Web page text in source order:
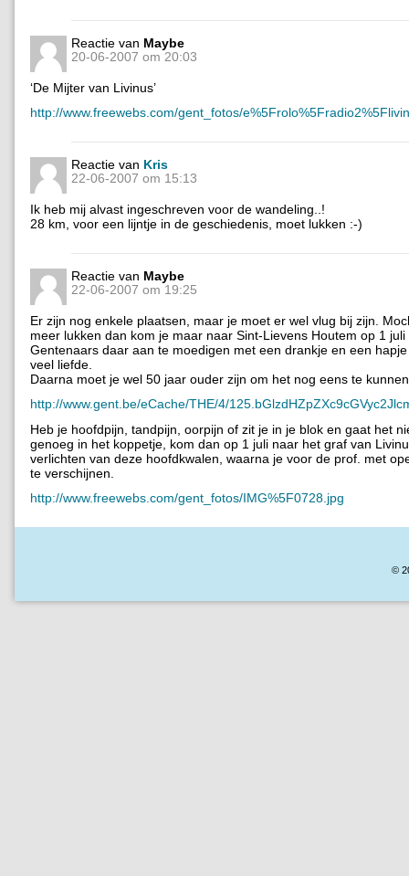
Reactie van Maybe
20-06-2007 om 20:03
‘De Mijter van Livinus’
http://www.freewebs.com/gent_fotos/
Reactie van Kris
22-06-2007 om 15:13
Ik heb mij alvast ingeschreven voor de wandeling..!
28 km, voor een lijntje in de geschiedenis, moet lukken :-)
Reactie van Maybe
22-06-2007 om 19:25
Er zijn nog enkele plaatsen, maar je moet er wel vlug bij zijn.
meer lukken dan kom je maar naar Sint-Lievens Houtem op 1 juli
Gentenaars daar aan te moedigen met een drankje en een
veel liefde.
Daarna moet je wel 50 jaar ouder zijn om het nog eens te
http://www.gent.be/eCache/THE/4/
Heb je hoofdpijn, tandpijn, oorpijn of zit je in je blok en gaat het
genoeg in het koppetje, kom dan op 1 juli naar het graf van
verlichten van deze hoofdkwalen, waarna je voor de prof. met
te verschijnen.
http://www.freewebs.com/gent_fotos/IMG%5F0728.jpg
©